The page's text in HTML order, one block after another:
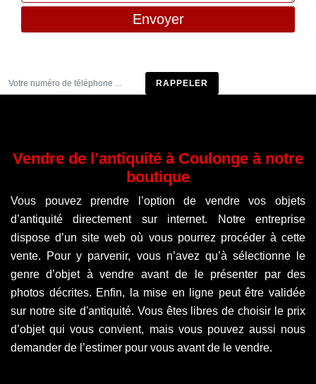
Vendre de l’antiquité à Coulonge à notre
boutique
Vous pouvez prendre l’option de vendre vos objets
d’antiquité directement sur internet. Notre entreprise
dispose d’un site web où vous pourrez procéder à cette
vente. Pour y parvenir, vous n’avez qu’à sélectionne le
genre d’objet à vendre avant de le présenter par des
photos décrites. Enfin, la mise en ligne peut être validée
sur notre site d'antiquité. Vous êtes libres de choisir le prix
d’objet qui vous convient, mais vous pouvez aussi nous
demander de l’estimer pour vous avant de le vendre.